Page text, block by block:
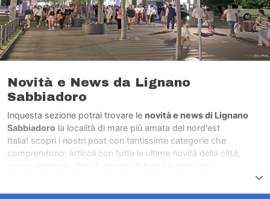
Novità e News da Lignano
Sabbiadoro
Inquesta sezione potrai trovare le novità e news di Lignano
Sabbiadoro la località di mare più amata del nord'est
Italia! scopri i nostri post con tantissime categorie che
comprendono: articoli con tutte le ultime novità della città,